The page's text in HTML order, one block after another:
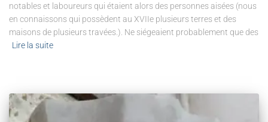
notables et laboureurs qui étaient alors des personnes aisées (nous
en connaissons qui possèdent au XVIIe plusieurs terres et des
maisons de plusieurs travées.). Ne siégeaient probablement que des
Lire la suite